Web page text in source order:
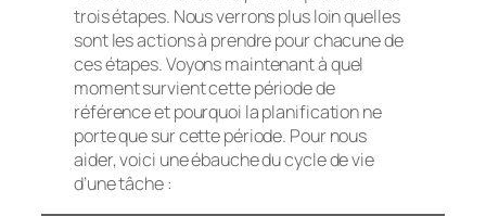
trois étapes. Nous verrons plus loin quelles
sont les actions à prendre pour chacune de
ces étapes. Voyons maintenant à quel
moment survient cette période de
référence et pourquoi la planification ne
porte que sur cette période. Pour nous
aider, voici une ébauche du cycle de vie
d’une tâche :